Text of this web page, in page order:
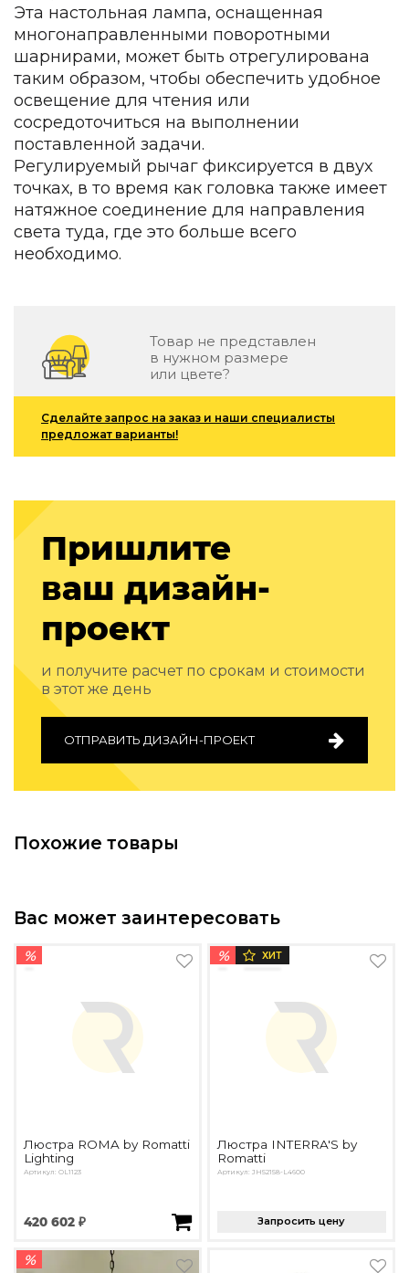
Вентиляторы
Ковры
Зеленые стены
Дизайнерские кальяны
Подбор, производство и комплектация по вашему
Сантехника и инженерия
Дизайнерские ванны
Подбор, производство и комплектация по вашему
Отделка и ремонт
Стены
Террасные и фасадные системы
Биоклиматические перголы
Камень
Изделия из натурального мрамора и камня
Все категории товаров
Бренды
Реализованные проекты
Эта настольная лампа, оснащенная
многонаправленными поворотными
шарнирами, может быть отрегулирована
таким образом, чтобы обеспечить удобное
освещение для чтения или
сосредоточиться на выполнении
поставленной задачи.
Регулируемый рычаг фиксируется в двух
точках, в то время как головка также имеет
натяжное соединение для направления
света туда, где это больше всего
необходимо.
Товар не представлен
в нужном размере
или цвете?
Сделайте запрос на заказ и наши специалисты
предложат варианты!
Пришлите
ваш дизайн-
проект
и получите расчет по срокам и стоимости
в этот же день
ОТПРАВИТЬ ДИЗАЙН-ПРОЕКТ
Похожие товары
Вас может заинтересовать
%
Люстра ROMA by Romatti
Lighting
Артикул: OL1123
420 602 ₽
% ХИТ
Люстра INTERRA'S by
Romatti
Артикул: JH52158-L4600
Запросить цену
%